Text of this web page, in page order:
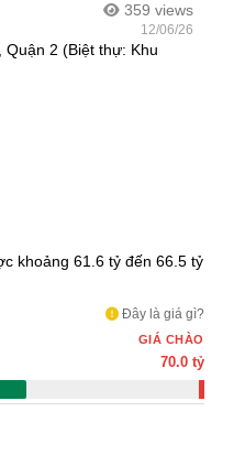
359 views
12/06/26
2 (Biệt thự: Khu
khoảng 61.6 tỷ đến 66.5 tỷ
Đây là giá gì?
GIÁ CHÀO
70.0 tỷ